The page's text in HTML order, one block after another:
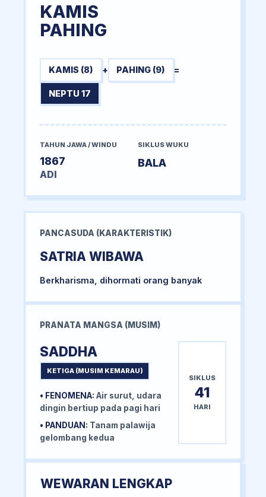
KAMIS
PAHING
KAMIS (8) + PAHING (9) =
NEPTU 17
TAHUN JAWA / WINDU
1867
ADI
SIKLUS WUKU
BALA
PANCASUDA (KARAKTERISTIK)
SATRIA WIBAWA
Berkharisma, dihormati orang banyak
PRANATA MANGSA (MUSIM)
SADDHA
KETIGA (MUSIM KEMARAU)
• FENOMENA: Air surut, udara
dingin bertiup pada pagi hari
• PANDUAN: Tanam palawija
gelombang kedua
SIKLUS
41
HARI
WEWARAN LENGKAP